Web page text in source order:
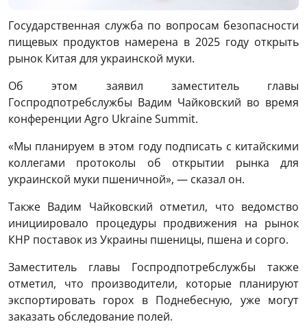
Государственная служба по вопросам безопасности
пищевых продуктов намерена в 2025 году открыть
рынок Китая для украинской муки.
Об этом заявил заместитель главы
Госпродпотребслужбы Вадим Чайковский во время
конференции Agro Ukraine Summit.
«Мы планируем в этом году подписать с китайскими
коллегами протоколы об открытии рынка для
украинской муки пшеничной», — сказал он.
Также Вадим Чайковский отметил, что ведомство
инициировало процедуры продвижения на рынок
КНР поставок из Украины пшеницы, пшена и сорго.
Заместитель главы Госпродпотребслужбы также
отметил, что производители, которые планируют
экспортировать горох в Поднебесную, уже могут
заказать обследование полей.